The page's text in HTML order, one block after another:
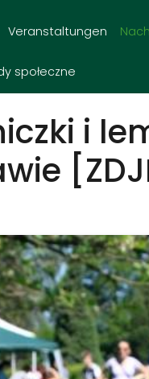
Veranstaltungen
społeczne
i